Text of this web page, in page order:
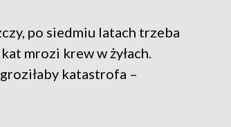
po siedmiu latach trzeba
mrozi krew w żyłach.
katastrofa –